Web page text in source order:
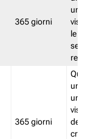
365 giorni
le
365 giorni
un
del